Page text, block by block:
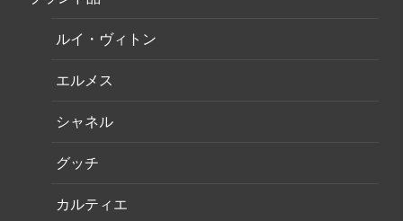
ルイ・ヴィトン
エルメス
シャネル
グッチ
カルティエ